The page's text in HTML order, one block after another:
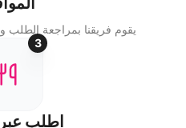
يقوم فريقنا بمراجعة الطلب
اطلب